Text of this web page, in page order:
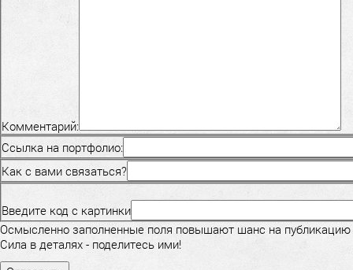
Комментарий:
Ссылка на портфолио:
Как с вами связаться?
Введите код с картинки
Осмысленно заполненные поля повышают шанс на публикацию
Сила в деталях - поделитесь ими!